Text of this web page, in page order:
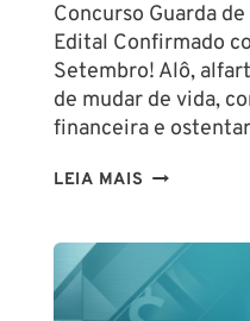
Concurso Guarda
Edital Confirmado
Setembro! Alô,
de mudar de vida,
financeira e
LEIA MAIS CONCURSO
SALVADOR
(GCM